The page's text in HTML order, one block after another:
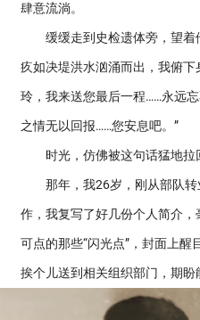
肆意流淌。
缓缓走到史检遗体旁，望着
疚如决堤洪水汹涌而出，我俯
玲，我来送您最后一程……永远
之情无以回报……您安息吧。”
时光，仿佛被这句话猛地拉
那年，我26岁，刚从部队转
作，我复写了好几份个人简介
可点的那些“闪光点”，封面上醒
挨个儿送到相关组织部门，期盼